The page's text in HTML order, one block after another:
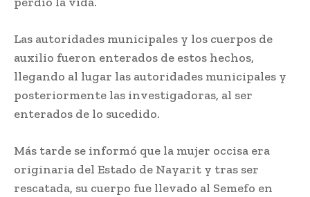
Las autoridades municipales y los cuerpos de
auxilio fueron enterados de estos hechos,
llegando al lugar las autoridades municipales y
posteriormente las investigadoras, al ser
enterados de lo sucedido.
Más tarde se informó que la mujer occisa era
originaria del Estado de Nayarit y tras ser
rescatada, su cuerpo fue llevado al Semefo en